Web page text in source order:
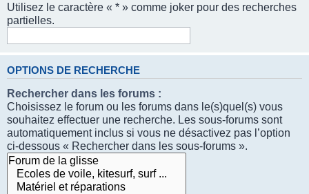
Utilisez le caractère « * » comme joker pour des recherches
partielles.
OPTIONS DE RECHERCHE
Rechercher dans les forums :
Choisissez le forum ou les forums dans le(s)quel(s) vous
souhaitez effectuer une recherche. Les sous-forums sont
automatiquement inclus si vous ne désactivez pas l’option
ci-dessous « Rechercher dans les sous-forums ».